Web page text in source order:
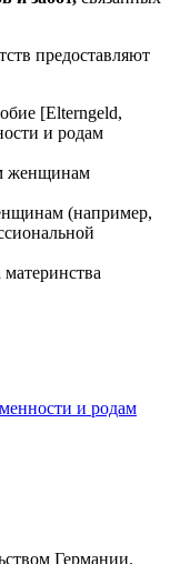
предоставляют
[Elterngeld,
и родам
женщинам
(например,
материнства
и родам
Германии.